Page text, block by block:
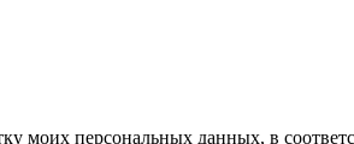
моих персональных данных, в